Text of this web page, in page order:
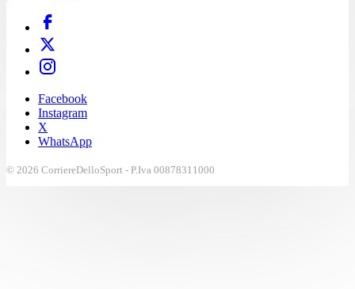
Facebook
Instagram
X
WhatsApp
© 2026 CorriereDelloSport - P.Iva 00878311000